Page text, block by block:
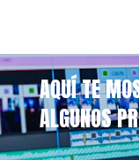
AQUÍ TE
ALGUNOS